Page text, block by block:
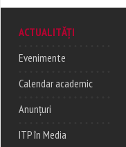
ACTUALITĂȚI
Evenimente
Calendar academic
Anunțuri
ITP în Media